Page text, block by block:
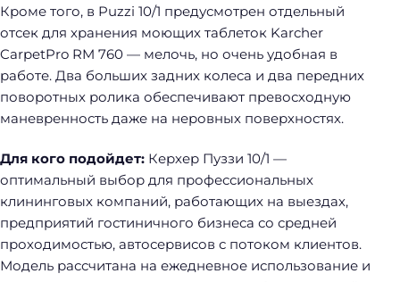
Кроме того, в Puzzi 10/1 предусмотрен отдельный
отсек для хранения моющих таблеток Karcher
CarpetPro RM 760 — мелочь, но очень удобная в
работе. Два больших задних колеса и два передних
поворотных ролика обеспечивают превосходную
маневренность даже на неровных поверхностях.
Для кого подойдет: Керхер Пуззи 10/1 —
оптимальный выбор для профессиональных
клининговых компаний, работающих на выездах,
предприятий гостиничного бизнеса со средней
проходимостью, автосервисов с потоком клиентов.
Модель рассчитана на ежедневное использование и